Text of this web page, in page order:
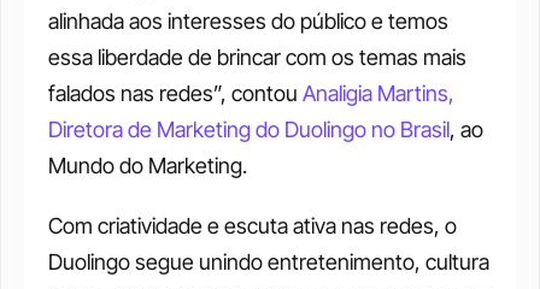
alinhada aos interesses do público e temos
essa liberdade de brincar com os temas mais
falados nas redes”, contou Analigia Martins,
Diretora de Marketing do Duolingo no Brasil, ao
Mundo do Marketing.
Com criatividade e escuta ativa nas redes, o
Duolingo segue unindo entretenimento, cultura